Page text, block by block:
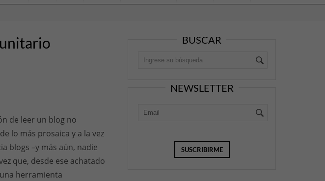
de leer un blog no
lo más prosaica y a la vez
blogs –y más aún, nadie
que, desde ese achatado
herramienta
BUSCAR
NEWSLETTER